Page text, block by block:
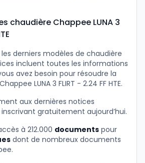
chaudière Chappee LUNA 3
derniers modèles de chaudière
incluent toutes les informations
avez besoin pour résoudre la
LUNA 3 FLIRT - 2.24 FF HTE.
aux dernières notices
gratuitement aujourd’hui.
à 212.000 documents pour
dont de nombreux documents